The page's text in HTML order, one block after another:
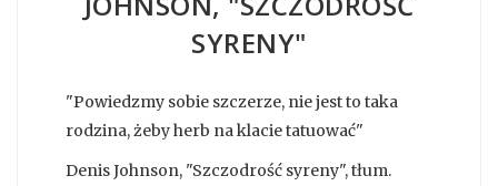
SYRENY"
"Powiedzmy sobie szczerze, nie jest to taka
rodzina, żeby herb na klacie tatuować"
Denis Johnson, "Szczodrość syreny", tłum.